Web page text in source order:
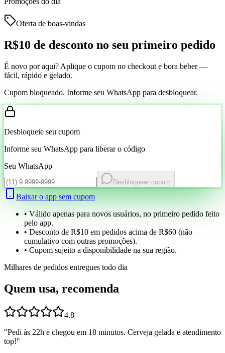
Oferta de boas-vindas
R$10 de desconto no seu primeiro pedido
É novo por aqui? Aplique o cupom no checkout e bora beber —
fácil, rápido e gelado.
Cupom bloqueado. Informe seu WhatsApp para desbloquear.
Desbloqueie seu cupom
Informe seu WhatsApp para liberar o código
Seu WhatsApp
Desbloquear cupom
Baixar o app sem cupom
• Válido apenas para novos usuários, no primeiro pedido feito
pelo app.
• Desconto de R$10 em pedidos acima de R$60 (não
cumulativo com outras promoções).
• Cupom sujeito a disponibilidade na sua região.
Milhares de pedidos entregues todo dia
Quem usa, recomenda
4.8
"Pedi às 22h e chegou em 18 minutos. Cerveja gelada e atendimento
top!"